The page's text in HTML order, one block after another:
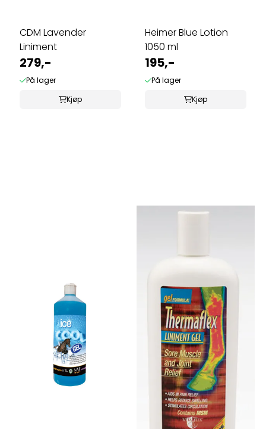
CDM Lavender
Liniment
279,-
På lager
Kjøp
Heimer Blue Lotion
1050 ml
195,-
På lager
Kjøp